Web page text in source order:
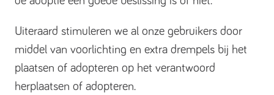
Uiteraard stimuleren we al onze gebruikers door
middel van voorlichting en extra drempels bij het
plaatsen of adopteren op het verantwoord
herplaatsen of adopteren.